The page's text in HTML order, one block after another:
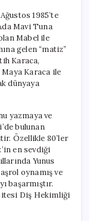
1985’te
Mavi Tuna
Mabel ile
gelen “matiz”
Karaca,
Maya Karaca ile
dünyaya
yazmaya ve
bulunan
Özellikle 80’ler
en sevdiği
Yunus
oynamış ve
başarmıştır.
Diş Hekimliği